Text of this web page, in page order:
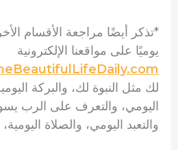
*تذكر أيضًا مراجعة الأقسام
يوميًا على مواقعنا الإلكترونية
لك مثل النبوة لك، والبركة
اليومي، والتعرف على الرب
والتعبد اليومي، والصلاة